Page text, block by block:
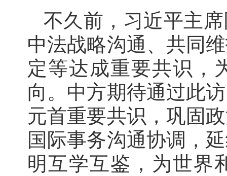
不久前，习近平主
中法战略沟通、共同
定等达成重要共识，
向。中方期待通过此
元首重要共识，巩固
国际事务沟通协调，
明互学互鉴，为世界